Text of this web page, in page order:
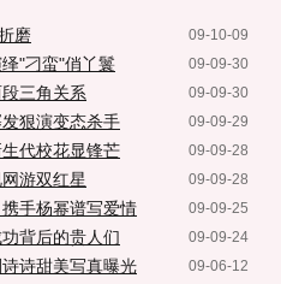
09-10-09
磨
09-09-30
"刁蛮"俏丫鬟
09-09-30
三角关系
09-09-29
发狠演变态杀手
09-09-28
代校花显锋芒
09-09-28
游双红星
09-09-25
手杨幂谱写爱情
09-09-24
背后的贵人们
09-06-12
诗甜美写真曝光